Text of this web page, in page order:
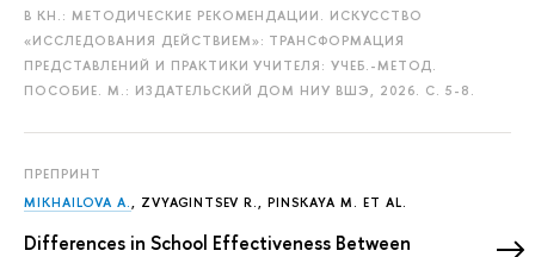
В КН.: МЕТОДИЧЕСКИЕ РЕКОМЕНДАЦИИ. ИСКУССТВО
«ИССЛЕДОВАНИЯ ДЕЙСТВИЕМ»: ТРАНСФОРМАЦИЯ
ПРЕДСТАВЛЕНИЙ И ПРАКТИКИ УЧИТЕЛЯ: УЧЕБ.-МЕТОД.
ПОСОБИЕ. М.: ИЗДАТЕЛЬСКИЙ ДОМ НИУ ВШЭ, 2026. С. 5-8.
ПРЕПРИНТ
MIKHAILOVA A., ZVYAGINTSEV R.,PINSKAYA М. ET AL.
Differences in School Effectiveness Between